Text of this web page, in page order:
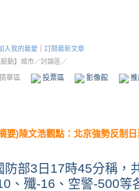
入我的最愛
訂閱最新文章
脈動】城市／討論區／
華區 投票區 影像館
要)陸文浩觀點：北京強勢反制
防部3 日 17時45分稱，
、殲-16 、空警-500等